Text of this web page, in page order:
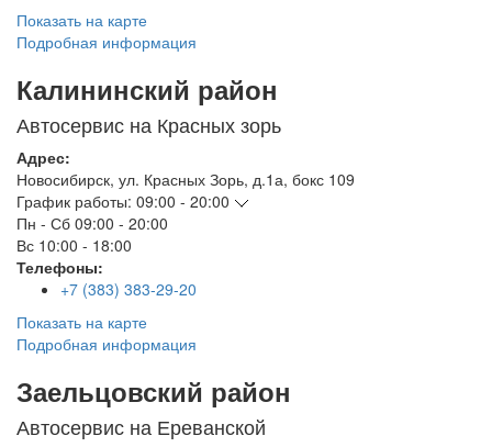
Показать на карте
Подробная информация
Калининский район
Автосервис на Красных зорь
Адрес:
Новосибирск, ул. Красных Зорь, д.1а, бокс 109
График работы: 09:00 - 20:00
Пн - Сб 09:00 - 20:00
Вс 10:00 - 18:00
Телефоны:
+7 (383) 383-29-20
Показать на карте
Подробная информация
Заельцовский район
Автосервис на Ереванской